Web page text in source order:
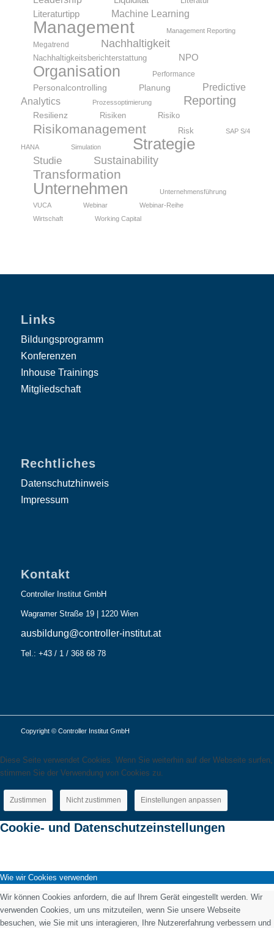
Literaturtipp Machine Learning
Management Management Reporting
Megatrend Nachhaltigkeit
Nachhaltigkeitsberichterstattung NPO
Organisation Performance
Personalcontrolling Planung
Predictive
Analytics
Prozessoptimierung Reporting
Resilienz Risiken Risiko
Risikomanagement Risk SAP S/4
HANA Simulation Strategie
Studie Sustainability
Transformation
Unternehmen
Unternehmensführung
VUCA
Webinar
Webinar-Reihe
Wirtschaft
Working Capital
Links
Bildungsprogramm
Konferenzen
Inhouse Trainings
Mitgliedschaft
Rechtliches
Datenschutzhinweis
Impressum
Kontakt
Controller Institut GmbH
Wagramer Straße 19 | 1220 Wien
ausbildung@controller-institut.at
Tel.: +43 / 1 / 368 68 78
Copyright © Controller Institut GmbH
Diese Seite verwendet Cookies. Wenn Sie weiterhin auf der Webseite surfen,
stimmen Sie der Verwendung von Cookies zu.
Zustimmen Nicht zustimmen Einstellungen anpassen
Cookie- und Datenschutzeinstellungen
Wie wir Cookies verwenden
Wir können Cookies anfordern, die auf Ihrem Gerät eingestellt werden. Wir
verwenden Cookies, um uns mitzuteilen, wenn Sie unsere Webseite
besuchen, wie Sie mit uns interagieren, Ihre Nutzererfahrung verbessern und